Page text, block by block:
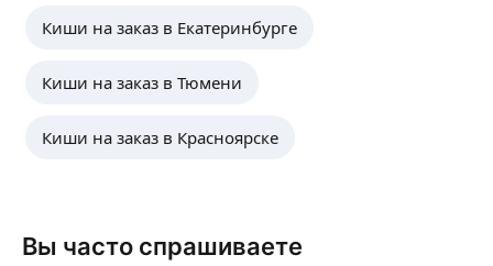
Киши на заказ в Екатеринбурге
Киши на заказ в Тюмени
Киши на заказ в Красноярске
Вы часто спрашиваете